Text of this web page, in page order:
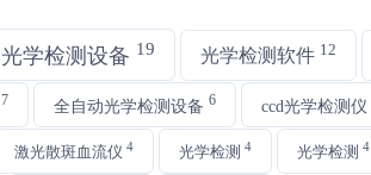
光学检测设备 19 光学检测软件 12
7 全自动光学检测设备 6 ccd光学检测仪
激光散斑血流仪 4 光学检测 4 光学检测 4